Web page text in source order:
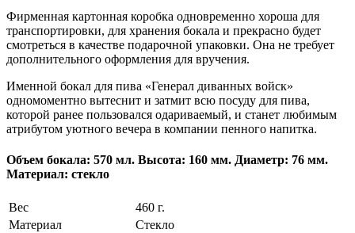
Фирменная картонная коробка одновременно хороша для
транспортировки, для хранения бокала и прекрасно будет
смотреться в качестве подарочной упаковки. Она не требует
дополнительного оформления для вручения.
Именной бокал для пива «Генерал диванных войск»
одномоментно вытеснит и затмит всю посуду для пива,
которой ранее пользовался одариваемый, и станет любимым
атрибутом уютного вечера в компании пенного напитка.
Объем бокала: 570 мл. Высота: 160 мм. Диаметр: 76 мм.
Материал: стекло
Вес
460 г.
Материал
Стекло